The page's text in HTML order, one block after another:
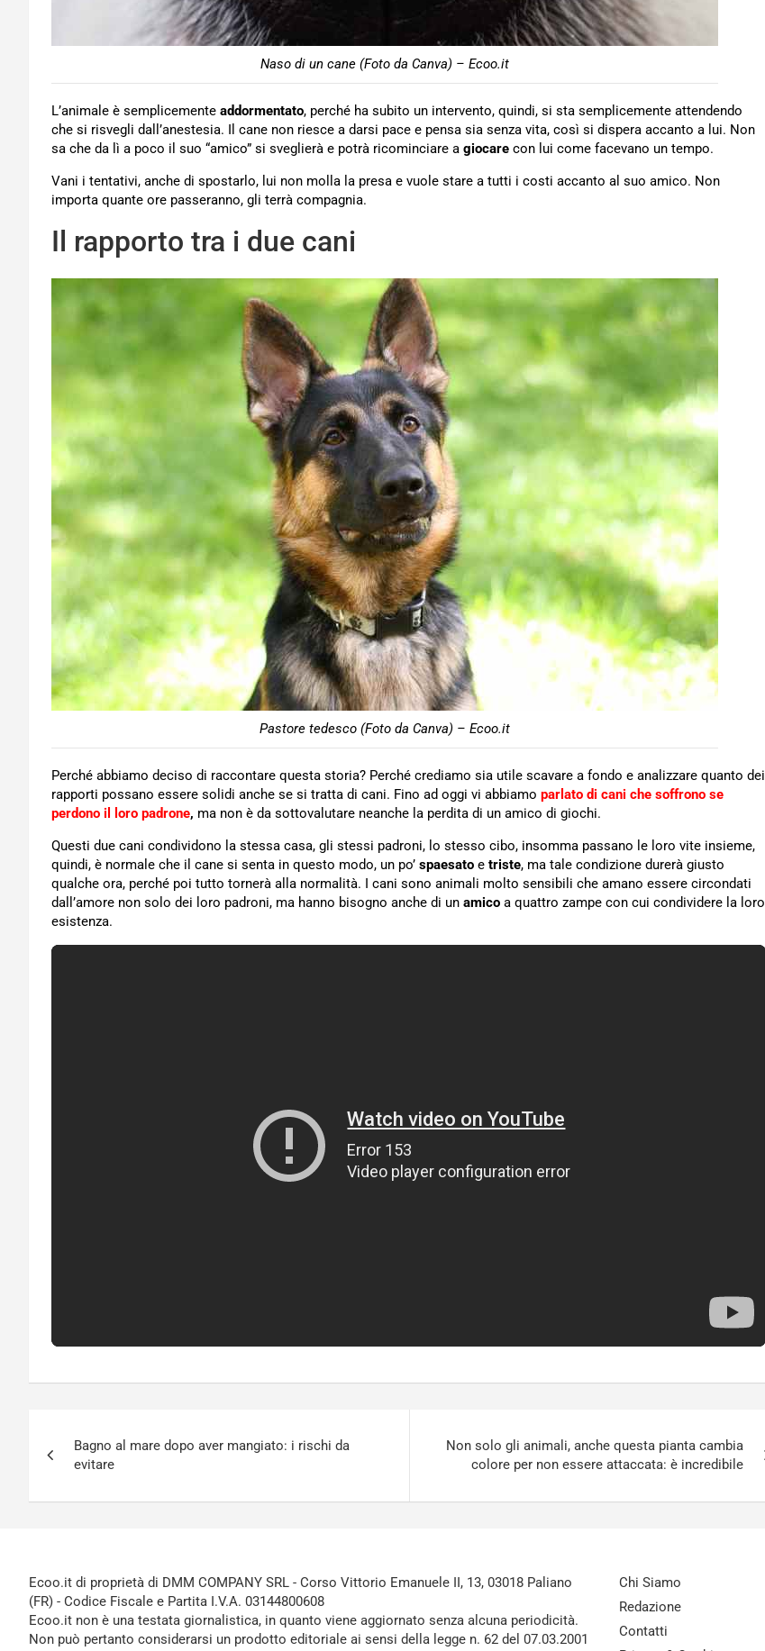
Naso di un cane (Foto da Canva) – Ecoo.it
L’animale è semplicemente addormentato, perché ha subito un intervento, quindi, si sta semplicemente attendendo
che si risvegli dall’anestesia. Il cane non riesce a darsi pace e pensa sia senza vita, così si dispera accanto a lui. Non
sa che da lì a poco il suo “amico” si sveglierà e potrà ricominciare a giocare con lui come facevano un tempo.
Vani i tentativi, anche di spostarlo, lui non molla la presa e vuole stare a tutti i costi accanto al suo amico. Non
importa quante ore passeranno, gli terrà compagnia.
Il rapporto tra i due cani
Pastore tedesco (Foto da Canva) – Ecoo.it
Perché abbiamo deciso di raccontare questa storia? Perché crediamo sia utile scavare a fondo e analizzare quanto dei
rapporti possano essere solidi anche se si tratta di cani. Fino ad oggi vi abbiamo parlato di cani che soffrono se
perdono il loro padrone, ma non è da sottovalutare neanche la perdita di un amico di giochi.
Questi due cani condividono la stessa casa, gli stessi padroni, lo stesso cibo, insomma passano le loro vite insieme,
quindi, è normale che il cane si senta in questo modo, un po’ spaesato e triste, ma tale condizione durerà giusto
qualche ora, perché poi tutto tornerà alla normalità. I cani sono animali molto sensibili che amano essere circondati
dall’amore non solo dei loro padroni, ma hanno bisogno anche di un amico a quattro zampe con cui condividere la loro
esistenza.
articoli
Bagno al mare dopo aver mangiato: i rischi da
evitare
Non solo gli animali, anche questa pianta cambia
colore per non essere attaccata: è incredibile
Ecoo.it di proprietà di DMM COMPANY SRL - Corso Vittorio Emanuele II, 13, 03018 Paliano
(FR) - Codice Fiscale e Partita I.V.A. 03144800608
Ecoo.it non è una testata giornalistica, in quanto viene aggiornato senza alcuna periodicità.
Non può pertanto considerarsi un prodotto editoriale ai sensi della legge n. 62 del 07.03.2001
Chi Siamo
Redazione
Contatti